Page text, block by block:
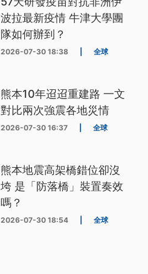
波拉最新疫情 牛津大學團
隊如何辦到？
2026-07-30 18:38 全球
熊本10年迢迢重建路 一文
對比兩次強震各地災情
2026-07-30 16:37 全球
熊本地震高架橋錯位卻沒
垮 是「防落橋」裝置奏效
嗎？
2026-07-30 18:54 全球